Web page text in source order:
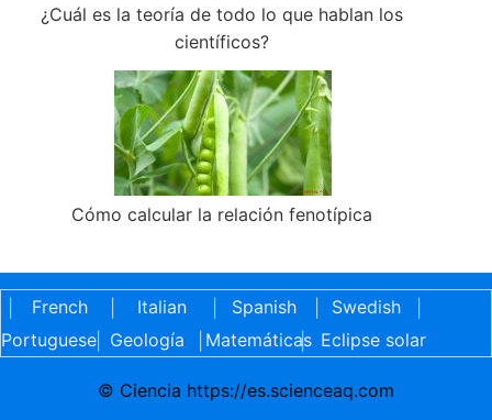
¿Cuál es la teoría de todo lo que hablan los
científicos?
Cómo calcular la relación fenotípica
French Italian Spanish Swedish
Portuguese| Geología Matemáticas
| Eclipse solar
© Ciencia https://es.scienceaq.com